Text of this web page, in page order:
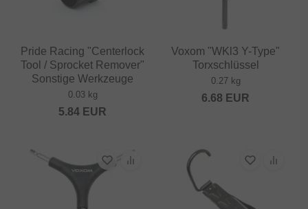
Pride Racing "Centerlock
Tool / Sprocket Remover"
Sonstige Werkzeuge
0.03 kg
5.84 EUR
Voxom "WKl3 Y-Type"
Torxschlüssel
0.27 kg
6.68 EUR